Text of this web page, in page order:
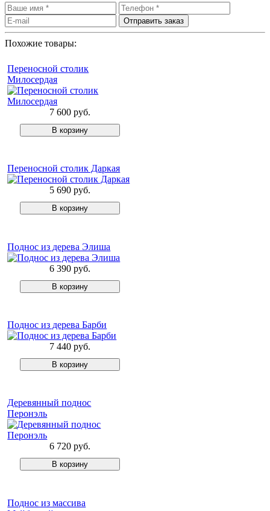
Похожие товары:
Переносной столик
Милосердая
7 600 руб.
Переносной столик Даркая
5 690 руб.
Поднос из дерева Элиша
6 390 руб.
Поднос из дерева Барби
7 440 руб.
Деревянный поднос
Перонэль
6 720 руб.
Поднос из массива